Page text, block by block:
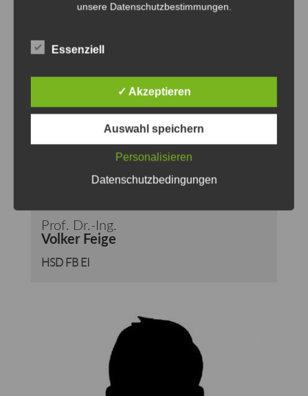
Prof. Dr.-Ing.
Volker Feige
HSD FB EI
unsere Datenschutzbestimmungen.
Essenziell
✓ Akzeptieren
Auswahl speichern
Personalisieren
Datenschutzbedingungen